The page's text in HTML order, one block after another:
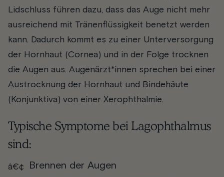
Lidschluss führen dazu, dass das Auge nicht mehr
ausreichend mit Tränenflüssigkeit benetzt werden
kann. Dadurch kommt es zu einer Unterversorgung
der Hornhaut (Cornea) und in der Folge trocknen
die Augen aus. Augenärzt*innen sprechen bei einer
Austrocknung der Hornhaut und Bindehäute
(Konjunktiva) von einer Xerophthalmie.
Typische Symptome bei Lagophthalmus
sind:
Brennen der Augen